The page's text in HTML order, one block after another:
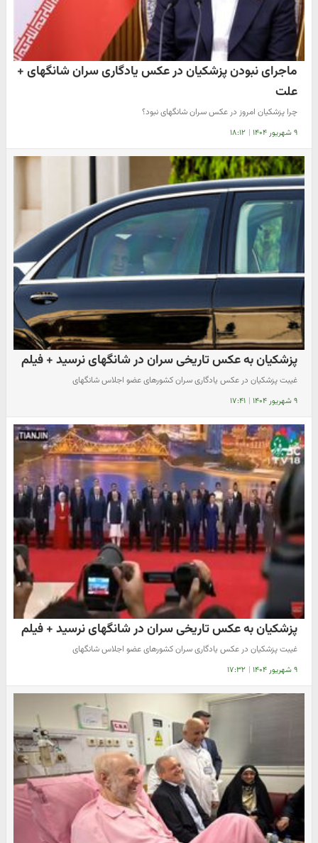
ماجرای نبودن پزشکیان در عکس یادگاری سران شانگهای +
علت
چرا پزشکیان امروز در عکس سران شانگهای نبود؟
۹ شهریور ۱۴۰۴ | ۱۸:۱۲
پزشکیان به عکس تاریخی سران در شانگهای نرسید + فیلم
غیبت پزشکیان در عکس یادگاری سران کشورهای عضو اجلاس شانگهای
۹ شهریور ۱۴۰۴ | ۱۷:۴۱
پزشکیان به عکس تاریخی سران در شانگهای نرسید + فیلم
غیبت پزشکیان در عکس یادگاری سران کشورهای عضو اجلاس شانگهای
۹ شهریور ۱۴۰۴ | ۱۷:۳۲